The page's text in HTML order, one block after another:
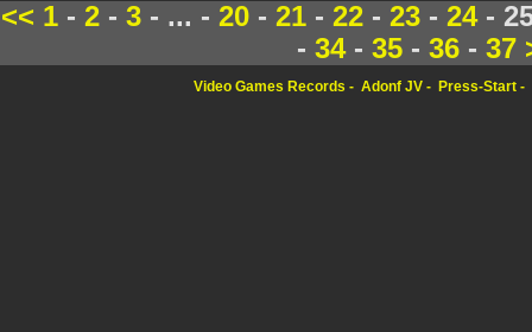
1 - 2 - 3 - ... - 20 - 21 - 22 - 23 - 24-
- 34- 35 - 36 - 37
Video Games Records Adonf JV Press-Start